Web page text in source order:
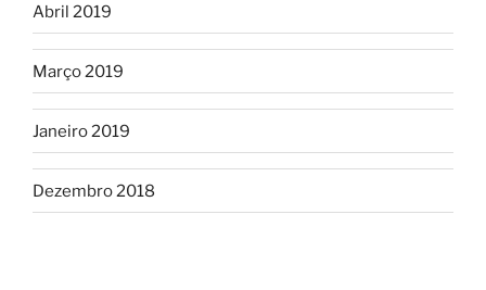
Abril 2019
Março 2019
Janeiro 2019
Dezembro 2018